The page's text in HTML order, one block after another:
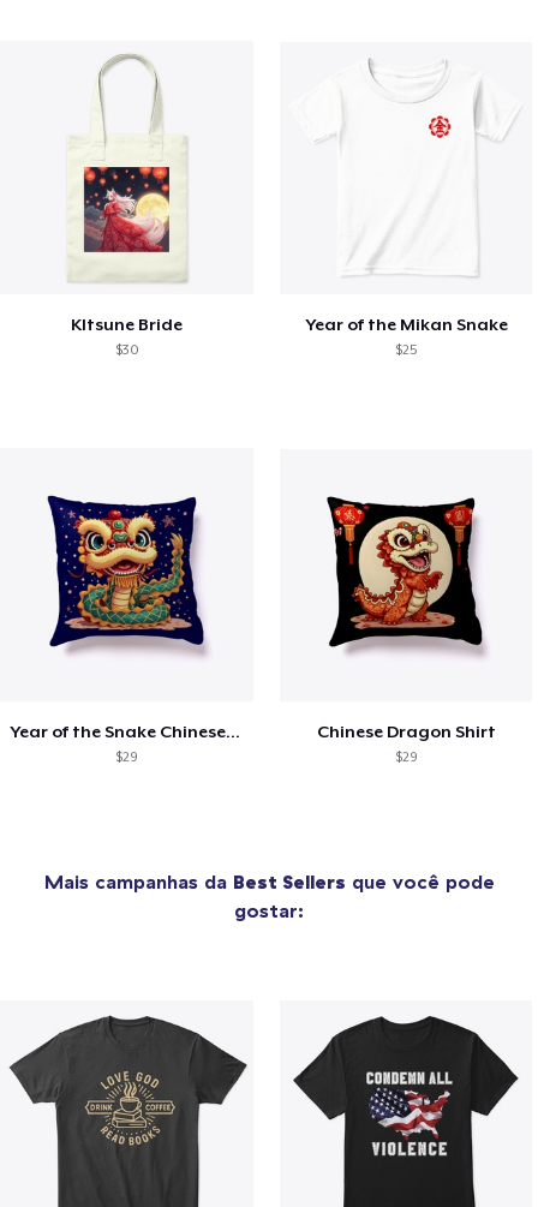
KItsune Bride
$30
Year of the Mikan Snake
$25
Year of the Snake Chinese New Year
$29
Chinese Dragon Shirt
$29
Mais campanhas da Best Sellers que você pode
gostar: